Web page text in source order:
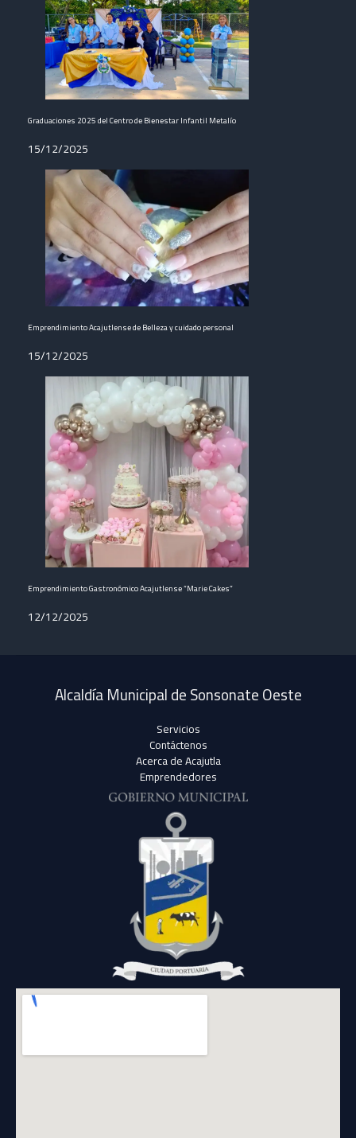
Graduaciones 2025 del Centro de Bienestar Infantil Metalío
15/12/2025
Emprendimiento Acajutlense de Belleza y cuidado personal
15/12/2025
Emprendimiento Gastronómico Acajutlense “Marie Cakes”
12/12/2025
Alcaldía Municipal de Sonsonate Oeste
Servicios
Contáctenos
Acerca de Acajutla
Emprendedores